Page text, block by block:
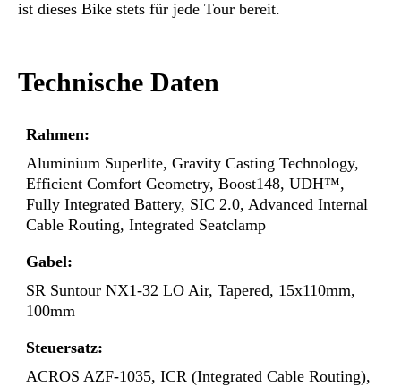
ist dieses Bike stets für jede Tour bereit.
Technische Daten
Rahmen:
Aluminium Superlite, Gravity Casting Technology,
Efficient Comfort Geometry, Boost148, UDH™,
Fully Integrated Battery, SIC 2.0, Advanced Internal
Cable Routing, Integrated Seatclamp
Gabel:
SR Suntour NX1-32 LO Air, Tapered, 15x110mm,
100mm
Steuersatz:
ACROS AZF-1035, ICR (Integrated Cable Routing),